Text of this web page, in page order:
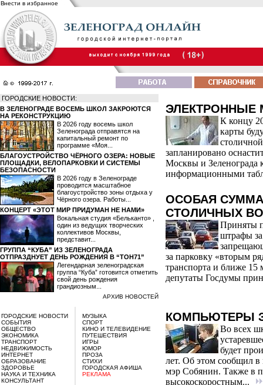
Внести в избранное
ГОРОДСКИЕ НОВОСТИ:
В ЗЕЛЕНОГРАДЕ ВОСЕМЬ ШКОЛ ЗАКРОЮТСЯ
НА РЕКОНСТРУКЦИЮ
В 2026 году восемь школ
Зеленограда отправятся на
капитальный ремонт по
программе «Моя...
БЛАГОУСТРОЙСТВО ЧЁРНОГО ОЗЕРА: НОВЫЕ
ПЛОЩАДКИ, ВЕЛОПАРКОВКИ И СИСТЕМЫ
БЕЗОПАСНОСТИ
В 2026 году в Зеленограде
проводится масштабное
благоустройство зоны отдыха у
Чёрного озера. Работы...
КОНЦЕРТ «ЭТОТ МИР ПРИДУМАН НЕ НАМИ»
Вокальная студия «Бельканто» ,
один из ведущих творческих
коллективов Москвы,
представит...
ГРУППА “КУБА” ИЗ ЗЕЛЕНОГРАДА
ОТПРАЗДНУЕТ ДЕНЬ РОЖДЕНИЯ В “ТОН71”
Легендарная зеленоградская
группа “Куба” готовится отметить
свой день рождения
грандиозным...
АРХИВ НОВОСТЕЙ
ГОРОДСКИЕ НОВОСТИ
СОБЫТИЯ
ОБЩЕСТВО
ЭКОНОМИКА
ТРАНСПОРТ
НЕДВИЖИМОСТЬ
ИНТЕРНЕТ
ОБРАЗОВАНИЕ
ЗДОРОВЬЕ
НАУКА И ТЕХНИКА
КОНСУЛЬТАНТ
МУЗЫКА
СПОРТ
КИНО И ТЕЛЕВИДЕНИЕ
ПУТЕШЕСТВИЯ
ИГРЫ
ЮМОР
ПРОЗА
СТИХИ
ГОРОДСКАЯ АФИША
РЕКЛАМА
ЭЛЕКТРОННЫЕ
К концу
карты
запланировано
Москвы и Зеленограда
информационными
ОСОБАЯ
СТОЛИЧНЫХ
Приняты
штрафы за
за парковку «вторым
транспорта и ближе 15
депутаты Госдумы
КОМПЬЮТЕРЫ
Во всех
будет
лет. Об этом сообщил
мэр Собянин. Также в
высокоскоростным...